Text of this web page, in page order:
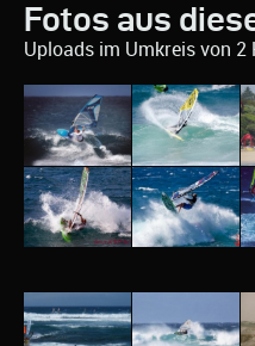
Fotos aus
Uploads im Umkreis von 2